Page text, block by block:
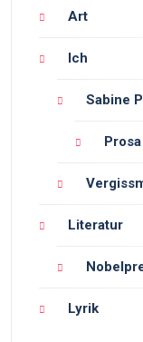
Art
Ich
Sabine
Prosa
Literatur
Lyrik